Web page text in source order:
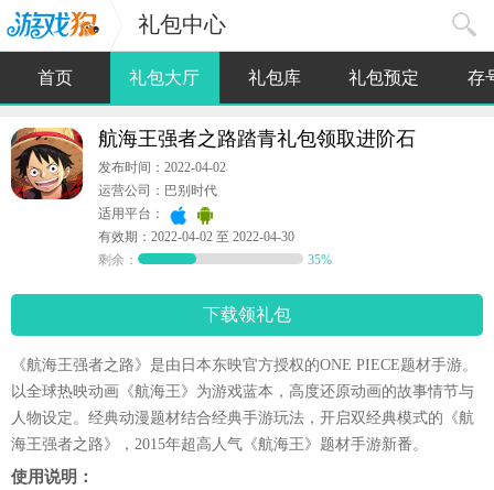
礼包中心
首页 礼包大厅 礼包库 礼包预定 存
航海王强者之路踏青礼包领取进阶石
发布时间：2022-04-02
运营公司：巴别时代
适用平台：
有效期：2022-04-02 至 2022-04-30
剩余：
35%
下载领礼包
《航海王强者之路》是由日本东映官方授权的ONE PIECE题材手游。
以全球热映动画《航海王》为游戏蓝本，高度还原动画的故事情节与
人物设定。经典动漫题材结合经典手游玩法，开启双经典模式的《航
海王强者之路》，2015年超高人气《航海王》题材手游新番。
使用说明：